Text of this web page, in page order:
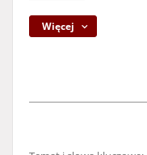
Więcej